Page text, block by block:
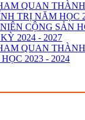
QUAN
TRỊ NĂM HỌC
CỘNG SẢN
2024 - 2027
QUAN
2023 - 2024